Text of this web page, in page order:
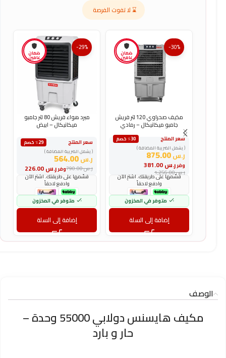
⌛ لا تفوت الفرصة
ضمان
عامين
-30%
مكيف صحراوي 120 لتر فريش
جامبو ميكانيكال – رمادي
سعر المنتج
٪30 خصم
( يشمل الضريبة المضافة )
ر.س875.00
وفرر.س
ر.س1,256.00
قسّمها على طريقتك. اشترِ الآن
وادفع لاحقاً
متوفر في المخزون
إضافة إلى السلة
ضمان
عامين
-29%
مبرد هواء فريش 80 لتر جامبو
ميكانيكال – ابيض
سعر المنتج
٪29 خصم
( يشمل الضريبة المضافة )
ر.س564.00
وفرر.س ر.س790.00
قسّمها على طريقتك. اشترِ الآن
وادفع لاحقاً
متوفر في المخزون
إضافة إلى السلة
الوصف
مكيف هايسنس دولابي 55000 وحدة –
حار و بارد